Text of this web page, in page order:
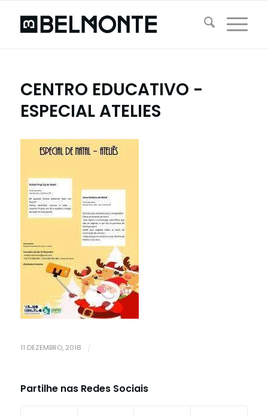
CENTRO EDUCATIVO -
ESPECIAL ATELIES
11 DEZEMBRO, 2018 /
Partilhe nas Redes Sociais